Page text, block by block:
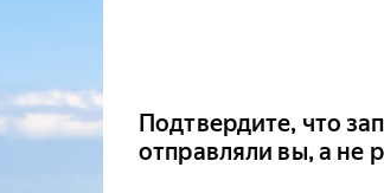
Подтвердите, что
отправляли вы, а не